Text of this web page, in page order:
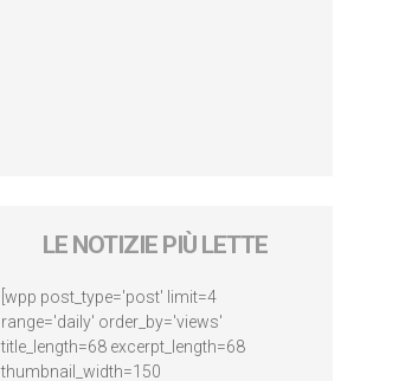
LE NOTIZIE PIÙ LETTE
[wpp post_type='post' limit=4
range='daily' order_by='views'
title_length=68 excerpt_length=68
thumbnail_width=150